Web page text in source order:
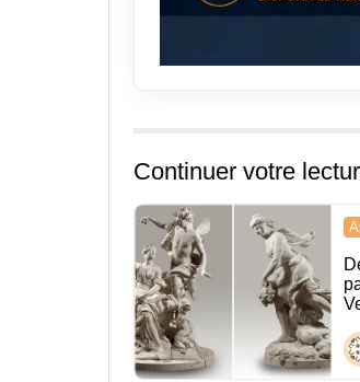
Continuer votre
Navigation
de
l’article